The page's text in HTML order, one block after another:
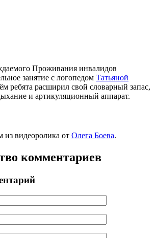
Проживания инвалидов
занятие с логопедом Татьяной
ребята расширил свой словарный запас,
и артикуляционный аппарат.
из видеоролика от Олега Боева.
комментариев